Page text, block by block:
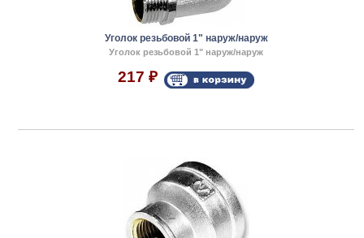
Уголок резьбовой 1" наруж/наруж
Уголок резьбовой 1" наруж/наруж
217 ₽